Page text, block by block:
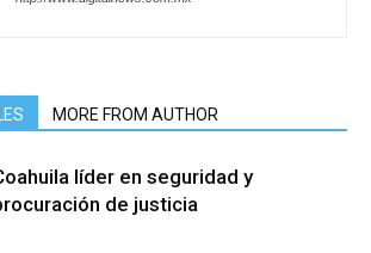
MORE FROM AUTHOR
líder en seguridad y
de justicia